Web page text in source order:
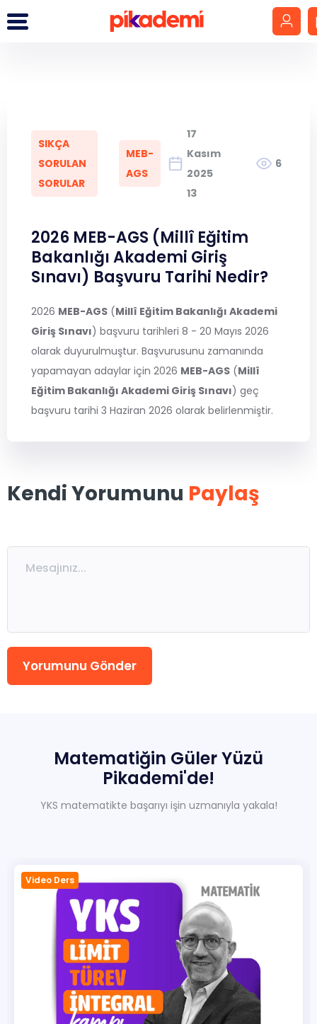
LGS
YKS
KPSS
MSÜ
ALES
9. Sınıflar 10. Sınıflar
Katılımcı Görüşleri Blog
Sıkça Sorulan Sorular
SIKÇA
SORULAN
SORULAR
MEB-
AGS
17
Kasım
2025
13
6
2026 MEB-AGS (Millî Eğitim
Bakanlığı Akademi Giriş
Sınavı) Başvuru Tarihi Nedir?
2026 MEB-AGS (Millî Eğitim Bakanlığı Akademi
Giriş Sınavı) başvuru tarihleri 8 - 20 Mayıs 2026
olarak duyurulmuştur. Başvurusunu zamanında
yapamayan adaylar için 2026 MEB-AGS (Millî
Eğitim Bakanlığı Akademi Giriş Sınavı) geç
başvuru tarihi 3 Haziran 2026 olarak belirlenmiştir.
Kendi Yorumunu Paylaş
Yorumunu Gönder
Matematiğin GülerYüzü
Pikademi'de!
YKS matematikte başarıyı işin uzmanıyla yakala!
Video Ders